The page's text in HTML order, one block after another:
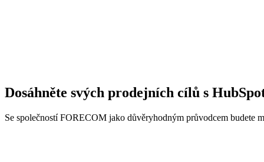
Dosáhněte svých prodejních cílů s
Se společností FORECOM jako důvěryhodným průvodcem